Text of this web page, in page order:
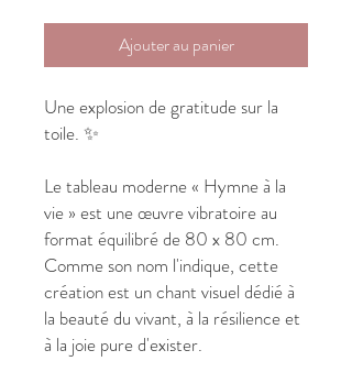
Ajouter au panier
Une explosion de gratitude sur la
toile. ✨
Le tableau moderne « Hymne à la
vie » est une œuvre vibratoire au
format équilibré de 80 x 80 cm.
Comme son nom l'indique, cette
création est un chant visuel dédié à
la beauté du vivant, à la résilience et
à la joie pure d'exister.